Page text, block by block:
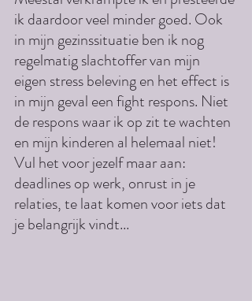
ik daardoor veel minder goed. Ook
in mijn gezinssituatie ben ik nog
regelmatig slachtoffer van mijn
eigen stress beleving en het effect is
in mijn geval een fight respons. Niet
de respons waar ik op zit te wachten
en mijn kinderen al helemaal niet!
Vul het voor jezelf maar aan:
deadlines op werk, onrust in je
relaties, te laat komen voor iets dat
je belangrijk vindt...